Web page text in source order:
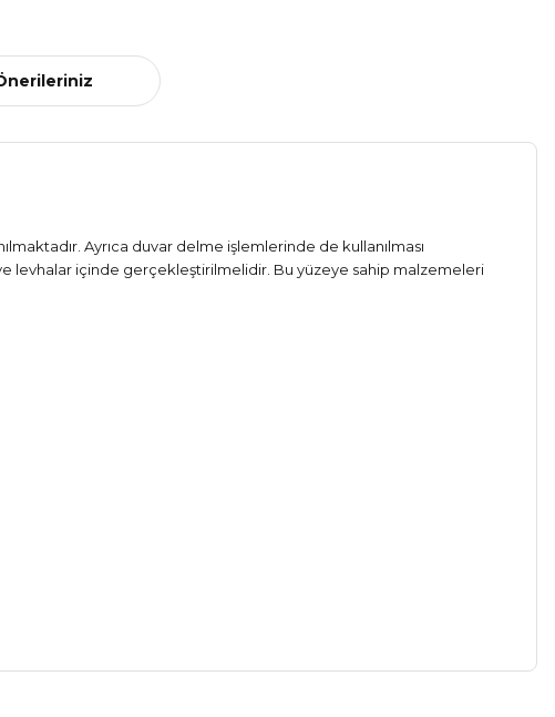
Ayrıca duvar delme işlemlerinde de kullanılması
levhalar içinde gerçekleştirilmelidir. Bu yüzeye sahip malzemeleri